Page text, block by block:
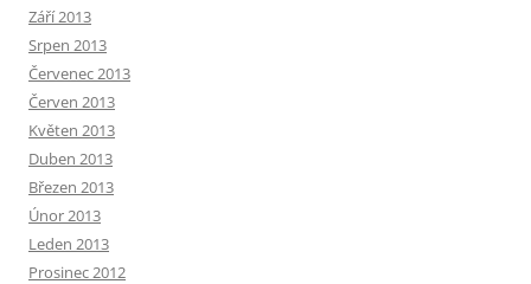
Září 2013
Srpen 2013
Červenec 2013
Červen 2013
Květen 2013
Duben 2013
Březen 2013
Únor 2013
Leden 2013
Prosinec 2012